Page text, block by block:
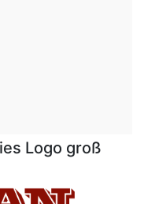
Logo groß